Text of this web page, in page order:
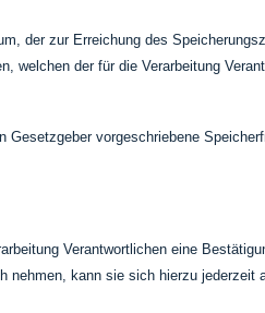
der zur Erreichung des
welchen der für die Verarbeitung
Gesetzgeber vorgeschriebene
Verantwortlichen eine
nehmen, kann sie sich hierzu jederzeit